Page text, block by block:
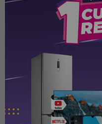
Brother Laser HLL2360D Mono
Duplex Wifi
1.649.000
1.774.000